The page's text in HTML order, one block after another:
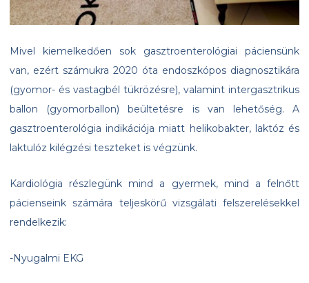
Mivel kiemelkedően sok gasztroenterológiai páciensünk
van, ezért számukra 2020 óta endoszkópos diagnosztikára
(gyomor- és vastagbél tükrözésre), valamint intergasztrikus
ballon (gyomorballon) beültetésre is van lehetőség. A
gasztroenterológia indikációja miatt helikobakter, laktóz és
laktulóz kilégzési teszteket is végzünk.
Kardiológia részlegünk mind a gyermek, mind a felnőtt
pácienseink számára teljeskörű vizsgálati felszerelésekkel
rendelkezik:
-Nyugalmi EKG